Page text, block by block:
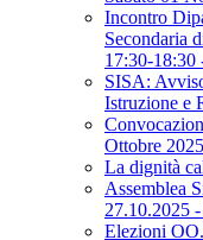
Incontro
Secondaria
17:30-
SISA:
Istruzione e
Ottobre 2025
La dignità
Assemblea
27.10.2025
Elezioni